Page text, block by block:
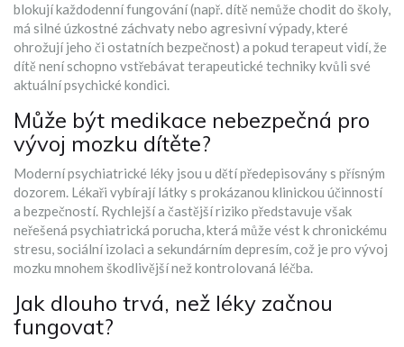
blokují každodenní fungování (např. dítě nemůže chodit do školy,
má silné úzkostné záchvaty nebo agresivní výpady, které
ohrožují jeho či ostatních bezpečnost) a pokud terapeut vidí, že
dítě není schopno vstřebávat terapeutické techniky kvůli své
aktuální psychické kondici.
Může být medikace nebezpečná pro
vývoj mozku dítěte?
Moderní psychiatrické léky jsou u dětí předepisovány s přísným
dozorem. Lékaři vybírají látky s prokázanou klinickou účinností
a bezpečností. Rychlejší a častější riziko představuje však
neřešená psychiatrická porucha, která může vést k chronickému
stresu, sociální izolaci a sekundárním depresím, což je pro vývoj
mozku mnohem škodlivější než kontrolovaná léčba.
Jak dlouho trvá, než léky začnou
fungovat?